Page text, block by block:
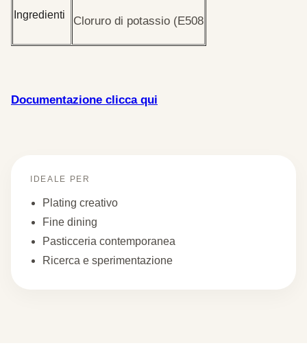
Ingredienti Cloruro di potassio (E508
Documentazione clicca qui
IDEALE PER
Plating creativo
Fine dining
Pasticceria contemporanea
Ricerca e sperimentazione